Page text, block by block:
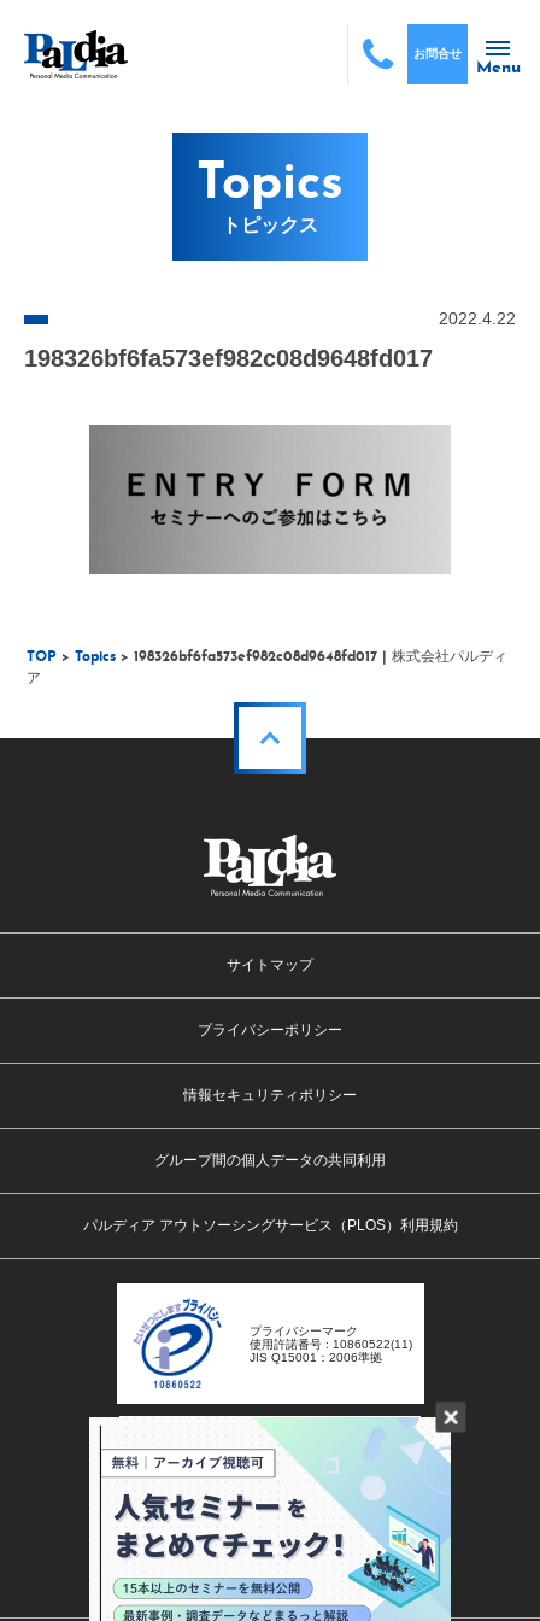
Menu
お問合せ
Topics
トピックス
2022.4.22
198326bf6fa573ef982c08d9648fd017
TOP >Topics > 198326bf6fa573ef982c08d9648fd017 | 株式会社パルディ
ア
サイトマップ
プライバシーポリシー
情報セキュリティポリシー
グループ間の個人データの共同利用
パルディア アウトソーシングサービス（PLOS）利用規約
プライバシーマーク
使用許諾番号 : 10860522(11)
JIS Q15001：2006準拠